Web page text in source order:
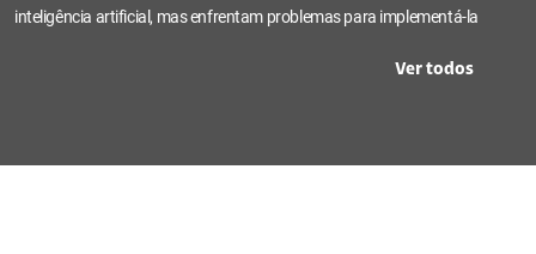
inteligência artificial, mas enfrentam problemas para implementá-la
Ver todos